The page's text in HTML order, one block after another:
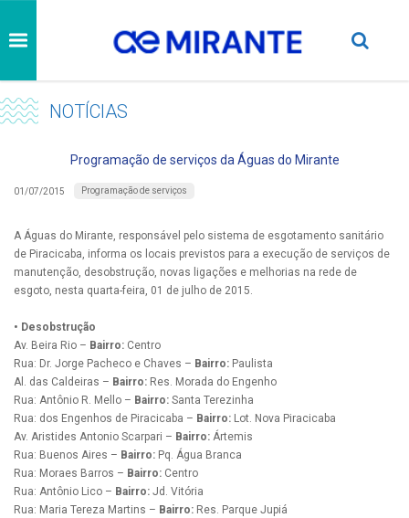
NOTÍCIAS
Programação de serviços da Águas do Mirante
01/07/2015 Programação de serviços
A Águas do Mirante, responsável pelo sistema de esgotamento sanitário
de Piracicaba, informa os locais previstos para a execução de serviços de
manutenção, desobstrução, novas ligações e melhorias na rede de
esgoto, nesta quarta-feira, 01 de julho de 2015.
• Desobstrução
Av. Beira Rio – Bairro: Centro
Rua: Dr. Jorge Pacheco e Chaves – Bairro: Paulista
Al. das Caldeiras – Bairro: Res. Morada do Engenho
Rua: Antônio R. Mello – Bairro: Santa Terezinha
Rua: dos Engenhos de Piracicaba – Bairro: Lot. Nova Piracicaba
Av. Aristides Antonio Scarpari – Bairro: Ártemis
Rua: Buenos Aires – Bairro: Pq. Água Branca
Rua: Moraes Barros – Bairro: Centro
Rua: Antônio Lico – Bairro: Jd. Vitória
Rua: Maria Tereza Martins – Bairro: Res. Parque Jupiá